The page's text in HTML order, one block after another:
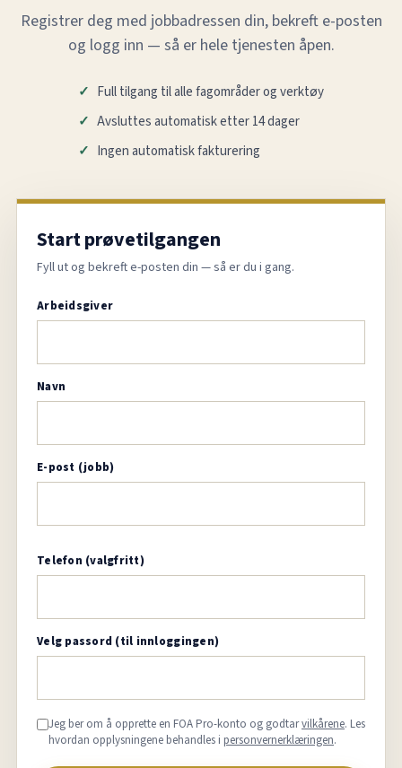
Registrer deg med jobbadressen din, bekreft e-posten
og logg inn — så er hele tjenesten åpen.
Full tilgang til alle fagområder og verktøy
Avsluttes automatisk etter 14 dager
Ingen automatisk fakturering
Start prøvetilgangen
Fyll ut og bekreft e-posten din — så er du i gang.
Arbeidsgiver
Navn
E-post (jobb)
Telefon (valgfritt)
Velg passord (til innloggingen)
Jeg ber om å opprette en FOA Pro-konto og godtarvilkårene. Les
hvordan opplysningene behandles i personvernerklæringen.